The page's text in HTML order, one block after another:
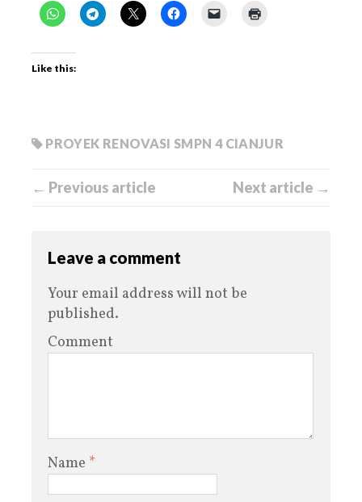
Like this:
PROYEK RENOVASI SMPN 4 CIANJUR
← Previous article Next article →
Leave a comment
Your email address will not be
published.
Comment
Name *